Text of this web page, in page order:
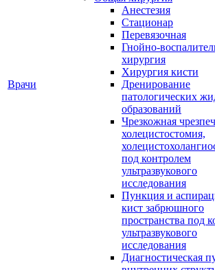
Врачи
Анестезия
Стационар
Перевязочная
Гнойно-
хирургия
Хирургия кисти
Дренирование
патологических
образований
Чрезкожная
холецистостомия,
под контролем
ультразвукового
исследования
Пункция и
кист забрюшного
пространства под
ультразвукового
исследования
Диагностическая